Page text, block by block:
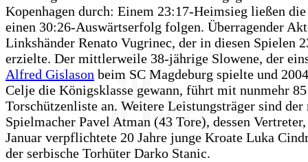
Kopenhagen durch: Einem 23:17-Heimsieg ließen
einen 30:26-Auswärtserfolg folgen. Überragender
Linkshänder Renato Vugrinec, der in diesen Spielen
erzielte. Der mittlerweile 38-jährige Slowene, der
Alfred Gislason beim SC Magdeburg spielte und
Celje die Königsklasse gewann, führt mit nunmehr
Torschützenliste an. Weitere Leistungsträger sind der
Spielmacher Pavel Atman (43 Tore), dessen
Januar verpflichtete 20 Jahre junge Kroate Luka
der serbische Torhüter Darko Stanic.